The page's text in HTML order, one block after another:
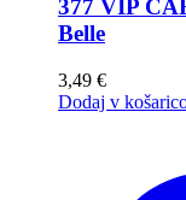
377 VIP
Belle
3,49 €
Dodaj v